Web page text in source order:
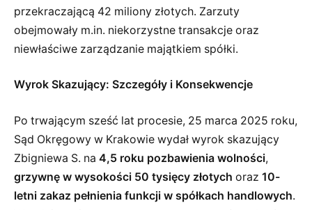
przekraczającą 42 miliony złotych. Zarzuty
obejmowały m.in. niekorzystne transakcje oraz
niewłaściwe zarządzanie majątkiem spółki.
Wyrok Skazujący: Szczegóły i Konsekwencje
Po trwającym sześć lat procesie, 25 marca 2025 roku,
Sąd Okręgowy w Krakowie wydał wyrok skazujący
Zbigniewa S. na 4,5 roku pozbawienia wolności,
grzywnę w wysokości 50 tysięcy złotych oraz 10-
letni zakaz pełnienia funkcji w spółkach handlowych.